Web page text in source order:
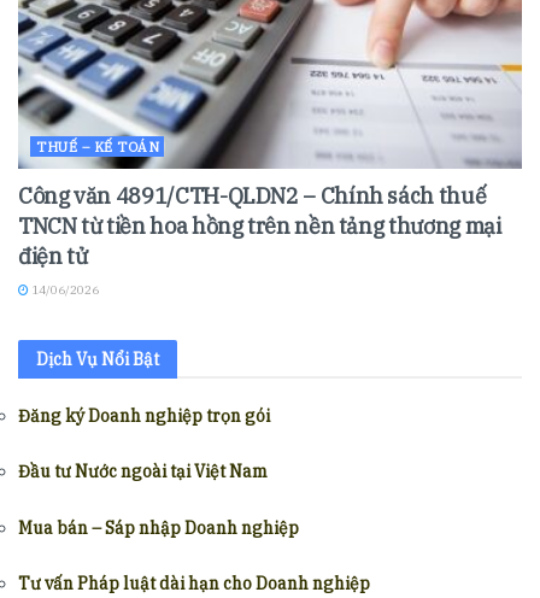
THUẾ – KẾ TOÁN
Công văn 4891/CTH-QLDN2 – Chính sách thuế
TNCN từ tiền hoa hồng trên nền tảng thương mại
điện tử
14/06/2026
Dịch Vụ Nổi Bật
Đăng ký Doanh nghiệp trọn gói
Đầu tư Nước ngoài tại Việt Nam
Mua bán – Sáp nhập Doanh nghiệp
Tư vấn Pháp luật dài hạn cho Doanh nghiệp